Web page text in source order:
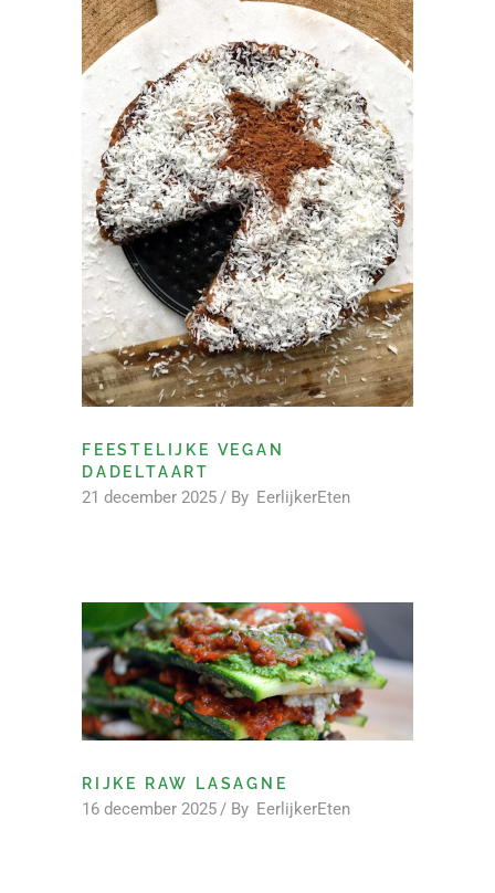
FEESTELIJKE VEGAN
DADELTAART
21 december 2025 By EerlijkerEten
RIJKE RAW LASAGNE
16 december 2025 By EerlijkerEten